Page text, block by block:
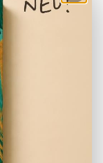
ohne
wird
du